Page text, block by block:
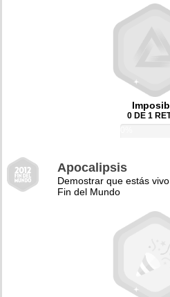
0 DE 1
Apocalipsis
Demostrar que estás
Fin del Mundo